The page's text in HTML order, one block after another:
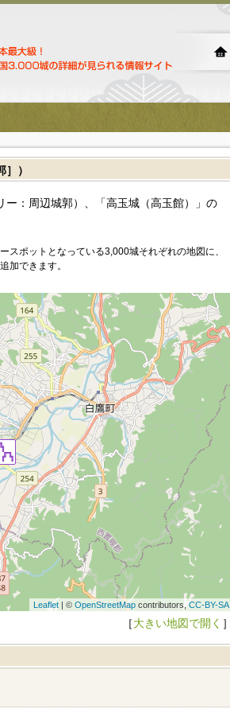
）
：周辺城郭）、「高玉城（高玉館）」の
スポットとなっている3,000城それぞれの地図に、
加できます。
Leaflet| © OpenStreetMapcontributors, CC-BY-SA
［大きい地図で開く ］